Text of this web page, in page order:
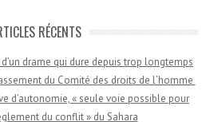
RÉCENTS
drame qui dure depuis trop longtemps
du Comité des droits de l’homme
d’autonomie, « seule voie possible pour
du conflit » du Sahara